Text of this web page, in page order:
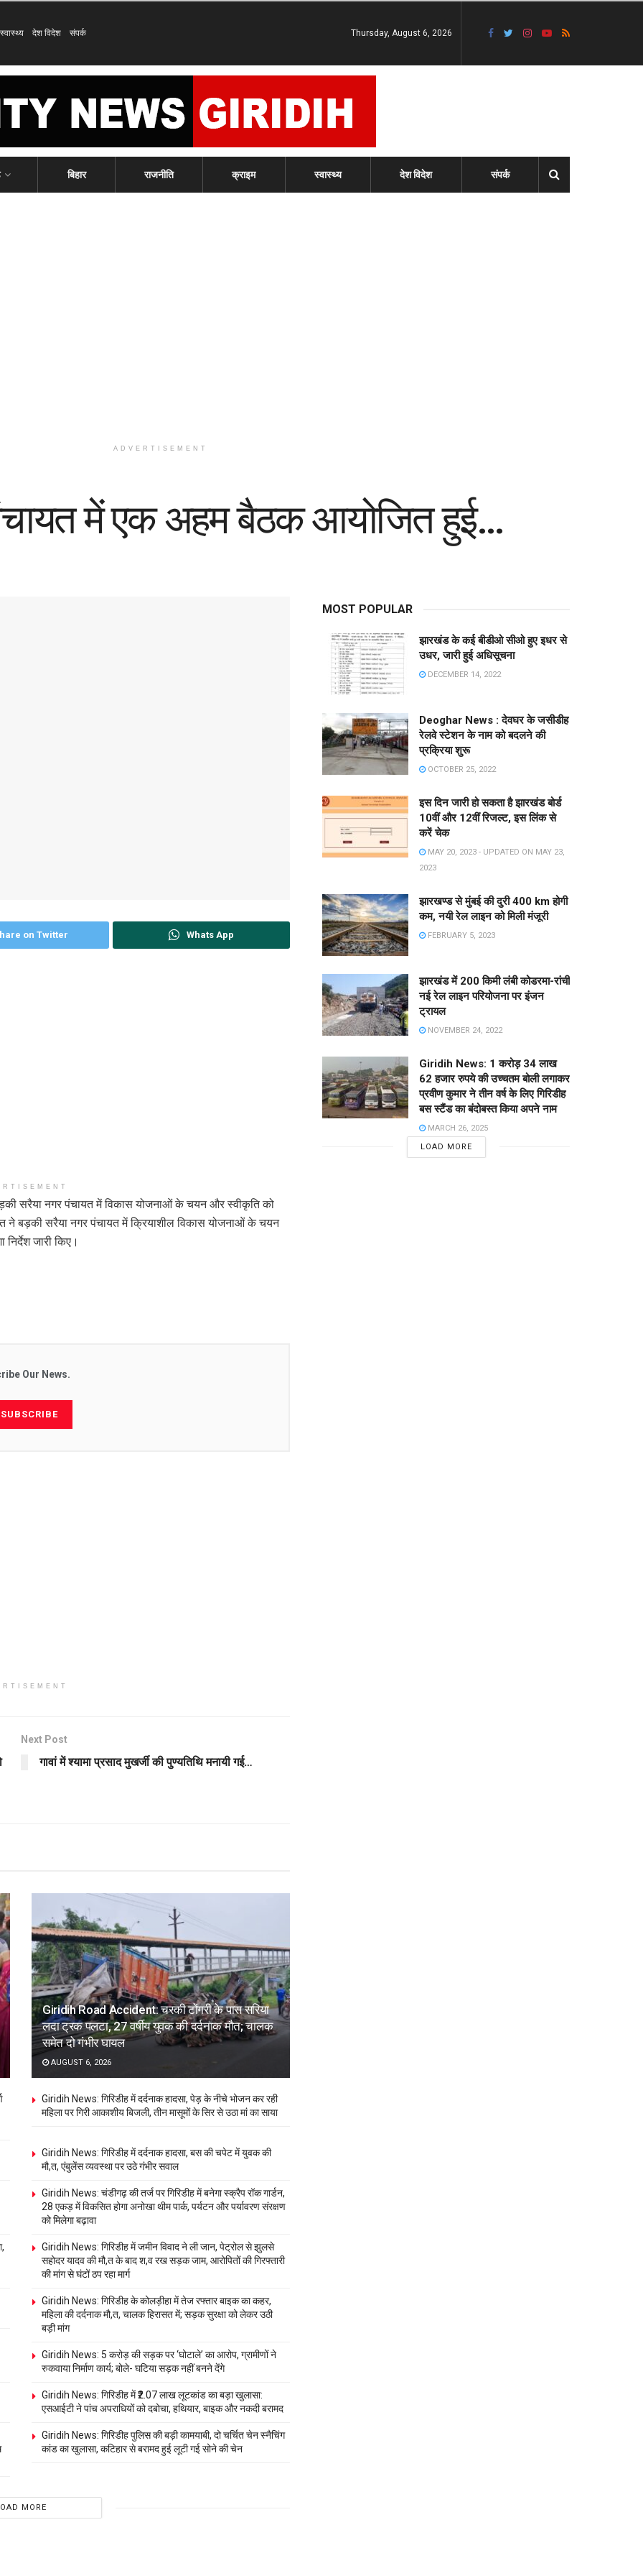
स्वास्थ्य देश विदेश संपर्क Thursday, August 6, 2026
बिहार राजनीति क्राइम स्वास्थ्य देश विदेश संपर्क
ADVERTISEMENT
में एक अहम बैठक आयोजित हुई…
on Twitter Whats App
सरैया नगर पंचायत में विकास योजनाओं के चयन और स्वीकृति को
बड़की सरैया नगर पंचायत में क्रियाशील विकास योजनाओं के चयन
जारी किए।
Our News.
SUBSCRIBE
Next Post
गावां में श्यामा प्रसाद मुखर्जी की पुण्यतिथि मनायी गई…
Giridih Road Accident: चरकी टोंगरी के पास सरिया
लदा ट्रक पलटा, 27 वर्षीय युवक की दर्दनाक मौत; चालक
समेत दो गंभीर घायल
AUGUST 6, 2026
Giridih News: गिरिडीह में दर्दनाक हादसा, पेड़ के नीचे भोजन कर रही
महिला पर गिरी आकाशीय बिजली, तीन मासूमों के सिर से उठा मां का साया
Giridih News: गिरिडीह में दर्दनाक हादसा, बस की चपेट में युवक की
मौ,त, एंबुलेंस व्यवस्था पर उठे गंभीर सवाल
Giridih News: चंडीगढ़ की तर्ज पर गिरिडीह में बनेगा स्क्रैप रॉक गार्डन,
28 एकड़ में विकसित होगा अनोखा थीम पार्क, पर्यटन और पर्यावरण संरक्षण
को मिलेगा बढ़ावा
Giridih News: गिरिडीह में जमीन विवाद ने ली जान, पेट्रोल से झुलसे
सहोदर यादव की मौ,त के बाद श,व रख सड़क जाम, आरोपितों की गिरफ्तारी
की मांग से घंटों ठप रहा मार्ग
Giridih News: गिरिडीह के कोलड़ीहा में तेज रफ्तार बाइक का कहर,
महिला की दर्दनाक मौ,त, चालक हिरासत में; सड़क सुरक्षा को लेकर उठी
बड़ी मांग
Giridih News: 5 करोड़ की सड़क पर ‘घोटाले’ का आरोप, ग्रामीणों ने
रुकवाया निर्माण कार्य; बोले- घटिया सड़क नहीं बनने देंगे
Giridih News: गिरिडीह में ₹2.07 लाख लूटकांड का बड़ा खुलासा:
एसआईटी ने पांच अपराधियों को दबोचा, हथियार, बाइक और नकदी बरामद
Giridih News: गिरिडीह पुलिस की बड़ी कामयाबी, दो चर्चित चेन स्नैचिंग
कांड का खुलासा, कटिहार से बरामद हुई लूटी गई सोने की चेन
MORE
MOST POPULAR
झारखंड के कई बीडीओ सीओ हुए इधर से
उधर, जारी हुई अधिसूचना
DECEMBER 14, 2022
Deoghar News : देवघर के जसीडीह
रेलवे स्टेशन के नाम को बदलने की
प्रक्रिया शुरू
OCTOBER 25, 2022
इस दिन जारी हो सकता है झारखंड बोर्ड
10वीं और 12वीं रिजल्ट, इस लिंक से
करें चेक
MAY 20, 2023 - UPDATED ON MAY 23,
2023
झारखण्ड से मुंबई की दुरी 400 km होगी
कम, नयी रेल लाइन को मिली मंजूरी
FEBRUARY 5, 2023
झारखंड में 200 किमी लंबी कोडरमा-रांची
नई रेल लाइन परियोजना पर इंजन
ट्रायल
NOVEMBER 24, 2022
Giridih News: 1 करोड़ 34 लाख
62 हजार रुपये की उच्चतम बोली लगाकर
प्रवीण कुमार ने तीन वर्ष के लिए गिरिडीह
बस स्टैंड का बंदोबस्त किया अपने नाम
MARCH 26, 2025
LOAD MORE